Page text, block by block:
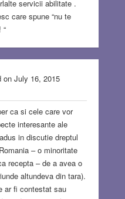
servicii abilitate .
care spune “nu te
on July 16, 2015
ca si cele care vor
interesante ale
in discutie dreptul
– o minoritate
recepta – de a avea o
altundeva din tara).
ar fi contestat sau